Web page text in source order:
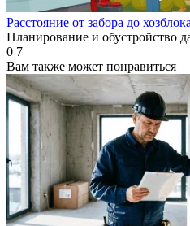
Расстояние от забора до
Планирование и обустройство
0 7
Вам также может понравиться